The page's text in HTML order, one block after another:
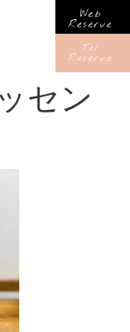
Web
Reserve
Tel
Reserve
セン